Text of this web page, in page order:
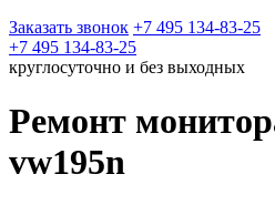
Заказать звонок +7 495 134-83-25
+7 495 134-83-25
круглосуточно и без выходных
Ремонт
vw195n